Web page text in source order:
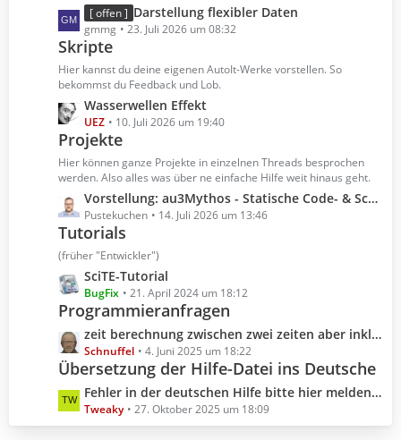
ä
g
e
L
e
t
z
t
e
B
e
i
t
ä
g
e
[ offen ] Darstellung flexibler Daten
gmmg 23. Juli 2026 um 08:32
Skripte
Hier kannst du deine eigenen AutoIt-Werke vorstellen. So
bekommst du Feedback und Lob.
L
e
t
z
t
B
e
i
t
r
ä
g
e
Wasserwellen Effekt
UEZ 10. Juli 2026 um 19:40
Projekte
Hier können ganze Projekte in einzelnen Threads besprochen
werden. Also alles was über ne einfache Hilfe weit hinaus geht.
e
t
z
e
B
i
t
r
ä
g
e
Vorstellung: au3Mythos - Statische Code- & Scoping-Analyse für AutoIt 3
Pustekuchen 14. Juli 2026 um 13:46
Tutorials
(früher "Entwickler")
L
e
t
z
t
e
e
SciTE-Tutorial
BugFix 21. April 2024 um 18:12
Programmieranfragen
L
e
t
z
e
zeit berechnung zwischen zwei zeiten aber inklusive millisekunden
Schnuffel 4. Juni 2025 um 18:22
Übersetzung der Hilfe-Datei ins Deutsche
L
e
t
Fehler in der deutschen Hilfe bitte hier melden (Hilfedatei 3.3.18.0 2025.10.04)
Tweaky 27. Oktober 2025 um 18:09